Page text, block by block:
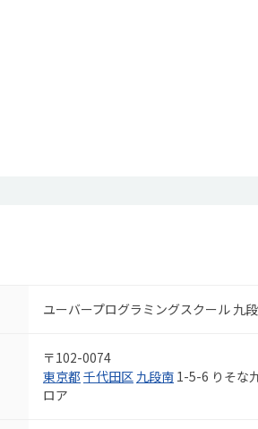
ユーバープログラミングスクール 九
〒102-0074
東京都 千代田区 九段南 1-5-6 りそな
ロア